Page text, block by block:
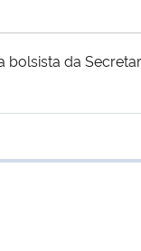
bolsista da